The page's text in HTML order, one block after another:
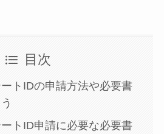
目次
トIDの申請方法や必要書
トID申請に必要な必要書